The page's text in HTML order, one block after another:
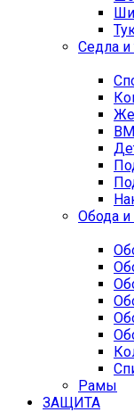
Седла и
Обода
Рамы
ЗАЩИТА